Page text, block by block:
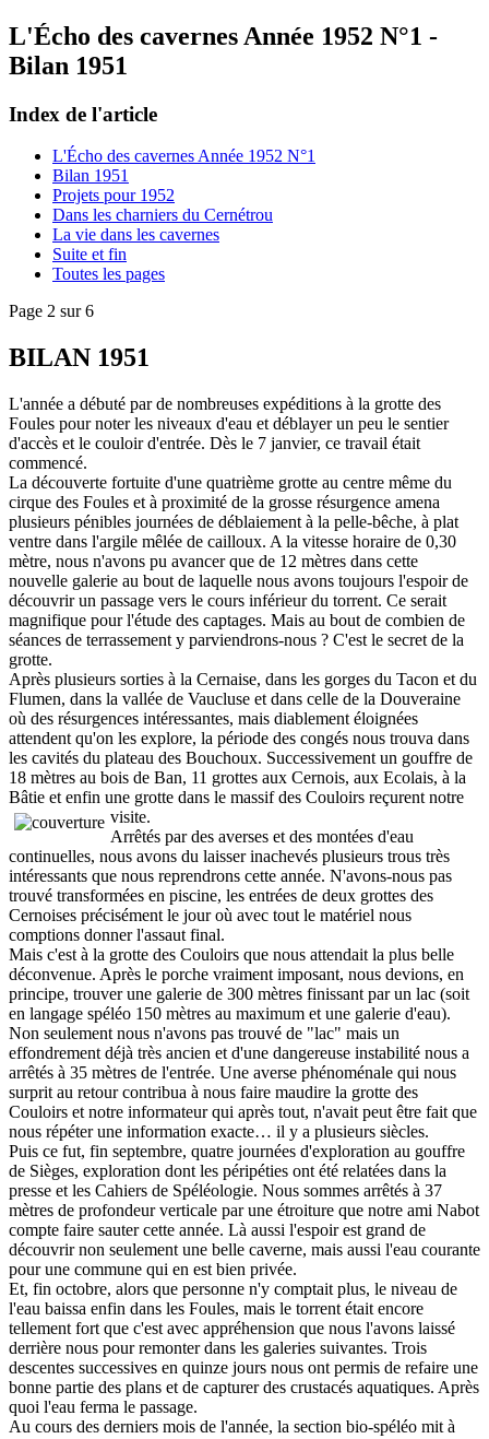
L'Écho des cavernes Année 1952 N°1 -
Bilan 1951
Index de l'article
L'Écho des cavernes Année 1952 N°1
Bilan 1951
Projets pour 1952
Dans les charniers du Cernétrou
La vie dans les cavernes
Suite et fin
Toutes les pages
Page 2 sur 6
BILAN 1951
L'année a débuté par de nombreuses expéditions à la grotte des
Foules pour noter les niveaux d'eau et déblayer un peu le sentier
d'accès et le couloir d'entrée. Dès le 7 janvier, ce travail était
commencé.
La découverte fortuite d'une quatrième grotte au centre même du
cirque des Foules et à proximité de la grosse résurgence amena
plusieurs pénibles journées de déblaiement à la pelle-bêche, à plat
ventre dans l'argile mêlée de cailloux. A la vitesse horaire de 0,30
mètre, nous n'avons pu avancer que de 12 mètres dans cette
nouvelle galerie au bout de laquelle nous avons toujours l'espoir de
découvrir un passage vers le cours inférieur du torrent. Ce serait
magnifique pour l'étude des captages. Mais au bout de combien de
séances de terrassement y parviendrons-nous ? C'est le secret de la
grotte.
Après plusieurs sorties à la Cernaise, dans les gorges du Tacon et du
Flumen, dans la vallée de Vaucluse et dans celle de la Douveraine
où des résurgences intéressantes, mais diablement éloignées
attendent qu'on les explore, la période des congés nous trouva dans
les cavités du plateau des Bouchoux. Successivement un gouffre de
18 mètres au bois de Ban, 11 grottes aux Cernois, aux Ecolais, à la
Bâtie et enfin une grotte dans le massif des Couloirs reçurent notre
visite.
Arrêtés par des averses et des montées d'eau
continuelles, nous avons du laisser inachevés plusieurs trous très
intéressants que nous reprendrons cette année. N'avons-nous pas
trouvé transformées en piscine, les entrées de deux grottes des
Cernoises précisément le jour où avec tout le matériel nous
comptions donner l'assaut final.
Mais c'est à la grotte des Couloirs que nous attendait la plus belle
déconvenue. Après le porche vraiment imposant, nous devions, en
principe, trouver une galerie de 300 mètres finissant par un lac (soit
en langage spéléo 150 mètres au maximum et une galerie d'eau).
Non seulement nous n'avons pas trouvé de "lac" mais un
effondrement déjà très ancien et d'une dangereuse instabilité nous a
arrêtés à 35 mètres de l'entrée. Une averse phénoménale qui nous
surprit au retour contribua à nous faire maudire la grotte des
Couloirs et notre informateur qui après tout, n'avait peut être fait que
nous répéter une information exacte… il y a plusieurs siècles.
Puis ce fut, fin septembre, quatre journées d'exploration au gouffre
de Sièges, exploration dont les péripéties ont été relatées dans la
presse et les Cahiers de Spéléologie. Nous sommes arrêtés à 37
mètres de profondeur verticale par une étroiture que notre ami Nabot
compte faire sauter cette année. Là aussi l'espoir est grand de
découvrir non seulement une belle caverne, mais aussi l'eau courante
pour une commune qui en est bien privée.
Et, fin octobre, alors que personne n'y comptait plus, le niveau de
l'eau baissa enfin dans les Foules, mais le torrent était encore
tellement fort que c'est avec appréhension que nous l'avons laissé
derrière nous pour remonter dans les galeries suivantes. Trois
descentes successives en quinze jours nous ont permis de refaire une
bonne partie des plans et de capturer des crustacés aquatiques. Après
quoi l'eau ferma le passage.
Au cours des derniers mois de l'année, la section bio-spéléo mit à